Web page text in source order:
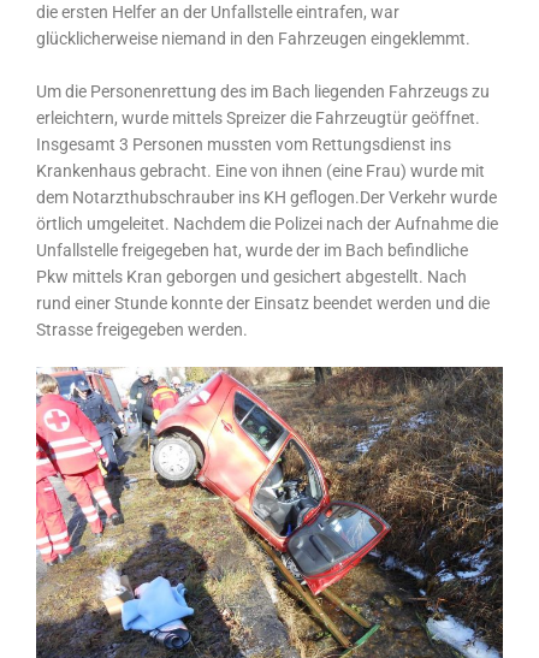
die ersten Helfer an der Unfallstelle eintrafen, war
glücklicherweise niemand in den Fahrzeugen eingeklemmt.
Um die Personenrettung des im Bach liegenden Fahrzeugs zu
erleichtern, wurde mittels Spreizer die Fahrzeugtür geöffnet.
Insgesamt 3 Personen mussten vom Rettungsdienst ins
Krankenhaus gebracht. Eine von ihnen (eine Frau) wurde mit
dem Notarzthubschrauber ins KH geflogen.Der Verkehr wurde
örtlich umgeleitet. Nachdem die Polizei nach der Aufnahme die
Unfallstelle freigegeben hat, wurde der im Bach befindliche
Pkw mittels Kran geborgen und gesichert abgestellt. Nach
rund einer Stunde konnte der Einsatz beendet werden und die
Strasse freigegeben werden.